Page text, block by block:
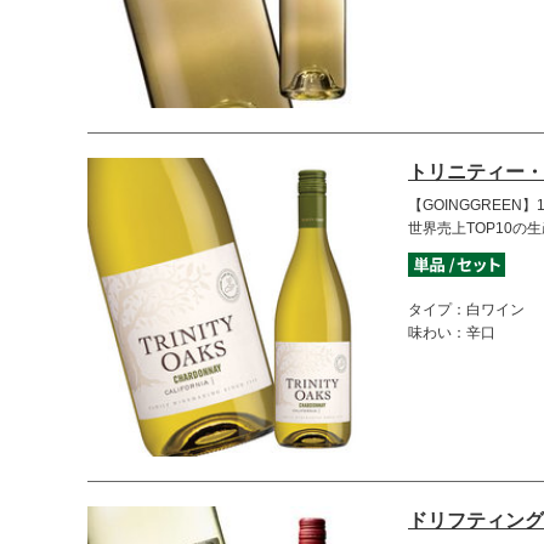
トリニティー
【GOINGGREEN
世界売上TOP10の
タイプ：白ワイン
味わい：辛口
ドリフティン